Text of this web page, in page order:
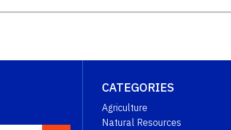
CATEGORIES
Agriculture
Natural Resources